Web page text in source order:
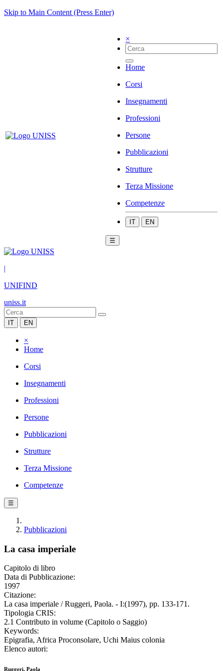
Skip to Main Content (Press Enter)
×
Home
Corsi
Insegnamenti
Professioni
Persone
Pubblicazioni
Strutture
Terza Missione
Competenze
IT EN
☰
|
UNIFIND
uniss.it
IT EN
×
Home
Corsi
Insegnamenti
Professioni
Persone
Pubblicazioni
Strutture
Terza Missione
Competenze
☰
Pubblicazioni
La casa imperiale
Capitolo di libro
Data di Pubblicazione:
1997
Citazione:
La casa imperiale / Ruggeri, Paola. - I:(1997), pp. 133-171.
Tipologia CRIS:
2.1 Contributo in volume (Capitolo o Saggio)
Keywords:
Epigrafia, Africa Proconsolare, Uchi Maius colonia
Elenco autori:
Ruggeri, Paola